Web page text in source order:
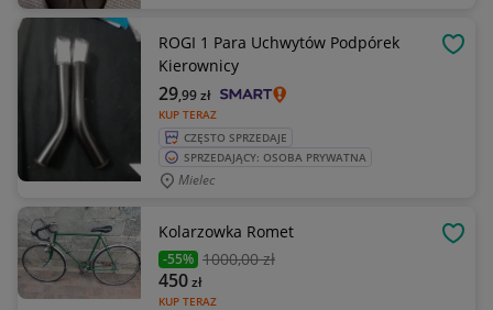
ROGI 1 Para Uchwytów Podpórek
Kierownicy
KUP TERAZ
29,99zł
CZĘSTO SPRZEDAJE
SPRZEDAJĄCY: OSOBA PRYWATNA
Mielec
Kolarzowka Romet
-55% 1000,00 zł
KUP TERAZ
450zł